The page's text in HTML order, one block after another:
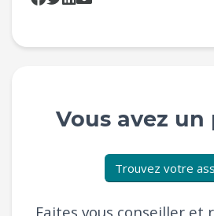
Vous avez un
Trouvez votre
Faites vous conseiller et